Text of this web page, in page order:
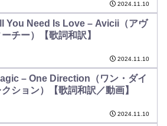
2024.11.10
You Need Is Love – Avicii（アヴ
ーチー）【歌詞和訳】
2024.11.10
– One Direction（ワン・ダイ
クション）【歌詞和訳／動画】
2024.11.10